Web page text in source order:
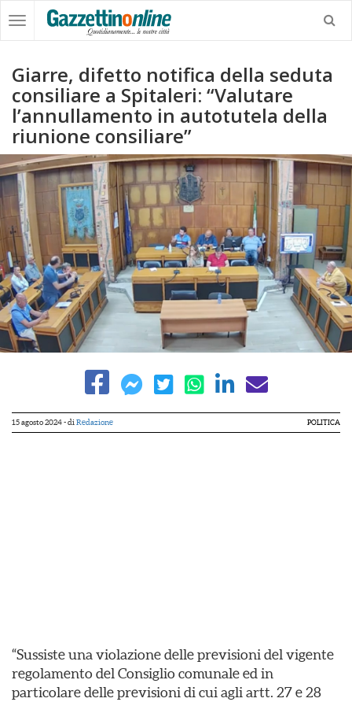
Giarre, difetto notifica della seduta
consiliare a Spitaleri: “Valutare
l’annullamento in autotutela della
riunione consiliare”
15 agosto 2024- di Redazione POLITICA
“Sussiste una violazione delle previsioni del vigente
regolamento del Consiglio comunale ed in
particolare delle previsioni di cui agli artt. 27 e 28